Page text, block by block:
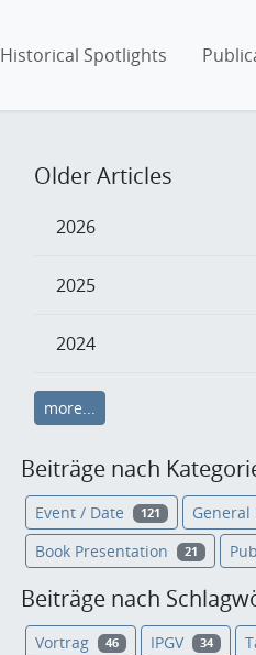
Historical Spotlights
Older Articles
2026
2025
2024
more...
Beiträge nach
Event / Date 121
Book Presentation 21
Beiträge nach
Vortrag 46 IPGV 34